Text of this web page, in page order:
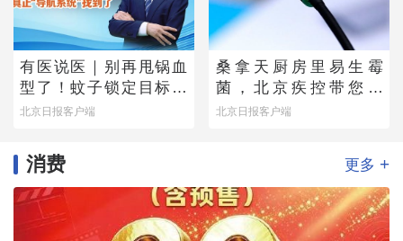
有医说医｜别再甩锅血
型了！蚊子锁定目标的
真正“导航系统”找到了
北京日报客户端
桑拿天厨房里易生霉
菌，北京疾控带您排
除“高风险点位”
北京日报客户端
消费 更多 +